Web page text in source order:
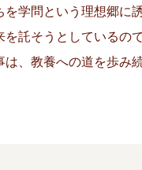
を学問という理想郷に
託そうとしているので
、教養への道を歩み